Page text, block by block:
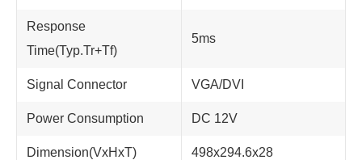
Response
Time(Typ.Tr+Tf)
5ms
Signal Connector VGA/DVI
Power Consumption DC 12V
Dimension(VxHxT) 498x294.6x28